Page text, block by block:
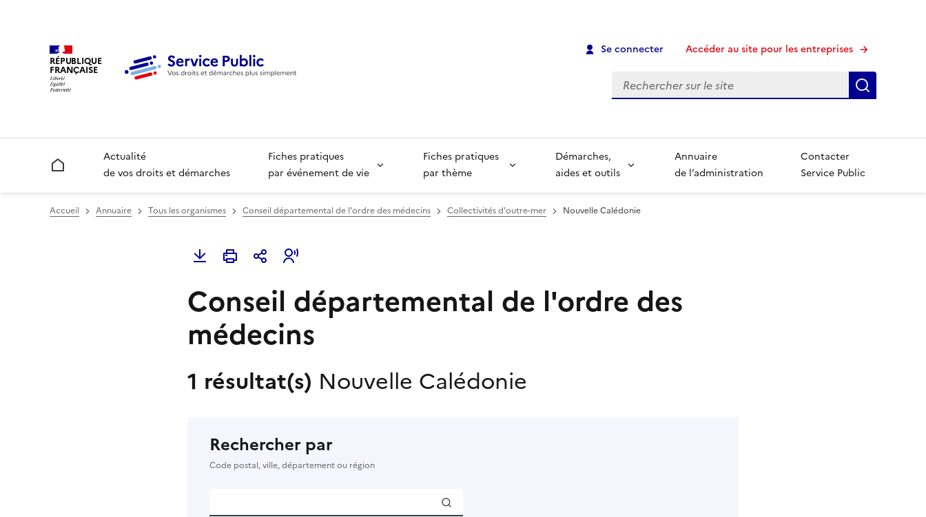
RÉPUBLIQUE
FRANÇAISE
Se connecter Accéder au site pour les entreprises
Recherche
Accueil
Actualité
de vos droits et démarches
Fiches pratiques
par événement de vie
Fiches pratiques
par thème
Démarches,
aides et outils
Annuaire
de l’administration
Contacter
Service Public
Accueil Annuaire Tous les organismes Conseil départemental de l'ordre des médecins Collectivités d'outre-mer Nouvelle Calédonie
Conseil départemental de l'ordre des
médecins
1 résultat(s) Nouvelle Calédonie
Rechercher par
Code postal, ville, département ou région